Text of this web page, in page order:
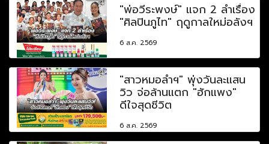
"พ่อวีระพงษ์" แจก 2 ลำเรื่อง
"ศิลปินภูไท" ฤดูกาลใหม่อลังฯ
6 ส.ค. 2569
"สาวหมอลำฯ" พุ่งวันละแสน
วิว จ่อล้านแตก "ฮักแพง"
ดีใจสุดชีวิต
6 ส.ค. 2569